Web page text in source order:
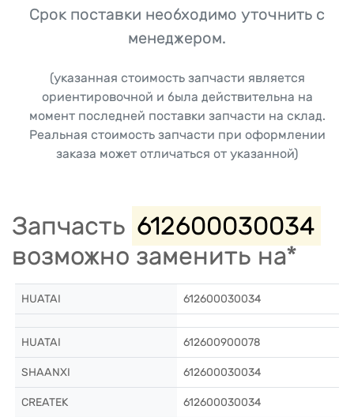
Срок поставки необходимо уточнить с
менеджером.
(указанная стоимость запчасти является
ориентировочной и была действительна на
момент последней поставки запчасти на склад.
Реальная стоимость запчасти при оформлении
заказа может отличаться от указанной)
Запчасть 612600030034
возможно заменить на*
HUATAI 612600030034
HUATAI 612600900078
SHAANXI 612600030034
CREATEK 612600030034